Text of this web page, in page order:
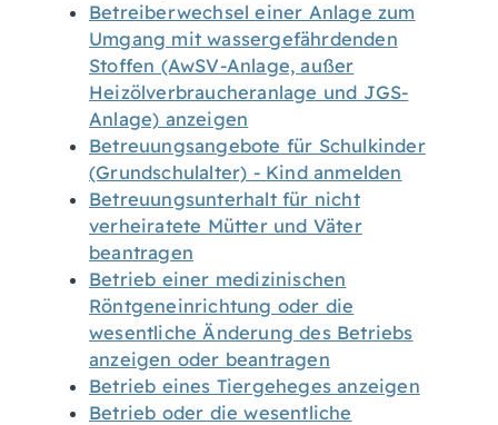
Betreiberwechsel einer Anlage zum
Umgang mit wassergefährdenden
Stoffen (AwSV-Anlage, außer
Heizölverbraucheranlage und JGS-
Anlage) anzeigen
Betreuungsangebote für Schulkinder
(Grundschulalter) - Kind anmelden
Betreuungsunterhalt für nicht
verheiratete Mütter und Väter
beantragen
Betrieb einer medizinischen
Röntgeneinrichtung oder die
wesentliche Änderung des Betriebs
anzeigen oder beantragen
Betrieb eines Tiergeheges anzeigen
Betrieb oder die wesentliche